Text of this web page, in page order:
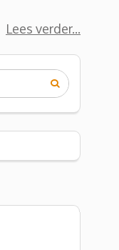
Lees verder
